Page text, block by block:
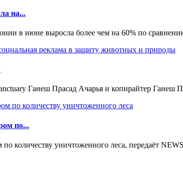
на...
в июне выросла более чем на 60% по
Ганеш Прасад Ачарья и копирайтер
по...
количеству уничтоженного леса, передаёт